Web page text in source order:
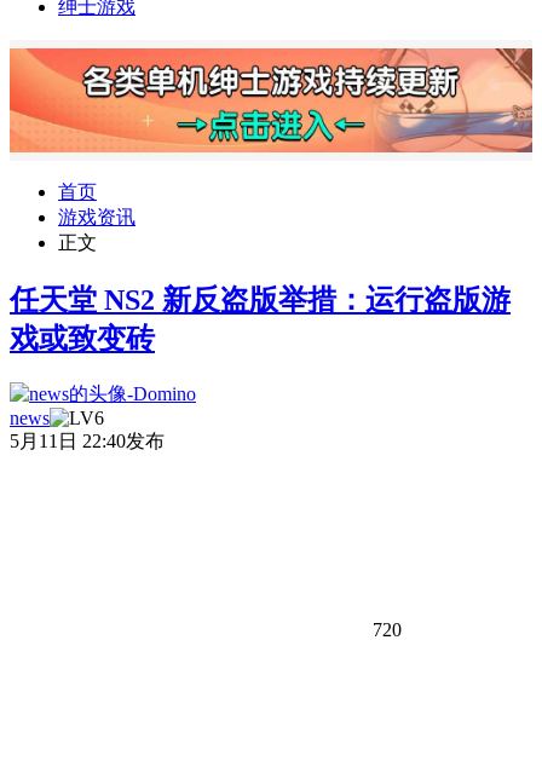
绅士游戏
首页
游戏资讯
正文
任天堂 NS2 新反盗版举措：运行盗版游
戏或致变砖
news
5月11日 22:40发布
720